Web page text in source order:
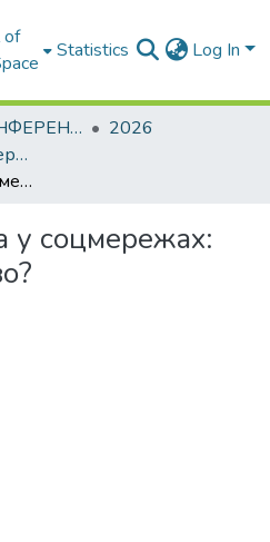
of
Statistics Log In
МАТЕРІАЛИ КОНФЕРЕНЦІЙ
2026
Питання сучасної модернізації науки та освіти– 2026. Частина 5
Українська мова у соцмережах: чому це важливо?
у соцмережах: